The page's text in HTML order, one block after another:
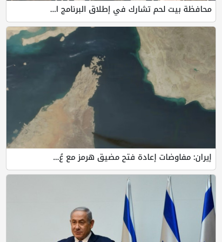
محافظة بيت لحم تشارك في إطلاق البرنامج ا...
إيران: مفاوضات إعادة فتح مضيق هرمز مع عُ...